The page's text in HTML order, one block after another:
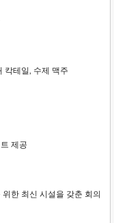
칵테일, 수제 맥주
제공
한 최신 시설을 갖춘 회의